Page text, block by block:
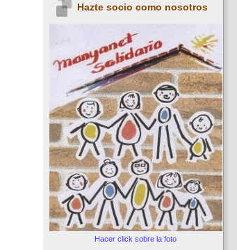
Hazte socio como nosotros
Hacer click sobre la foto